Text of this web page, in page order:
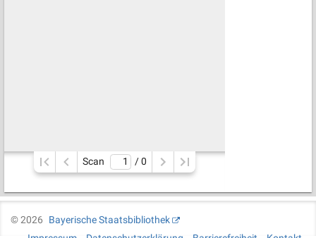
Scan / 0
©2026
Bayerische Staatsbibliothek